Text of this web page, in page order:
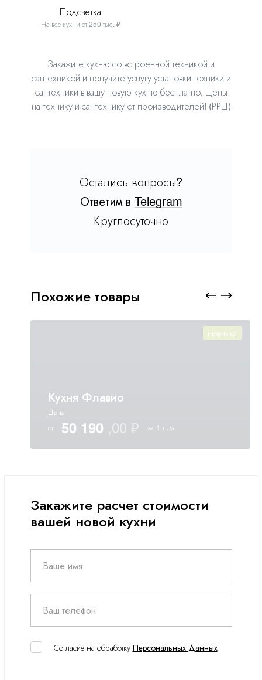
Подсветка
На все кухни от 250 тыс. ₽
Закажите кухню со встроенной техникой и
сантехникой и получите услугу установки техники и
сантехники в вашу новую кухню бесплатно. Цены
на технику и сантехнику от производителей! (РРЦ)
Остались вопросы?
Ответим в Telegram
Круглосуточно
Похожие товары
Новинка
Кухня Флавио
Цена
от 50 190 за 1 п.м.
Закажите расчет стоимости
вашей новой кухни
Ваше имя
Ваш телефон
Согласие на обработку Персональных Данных